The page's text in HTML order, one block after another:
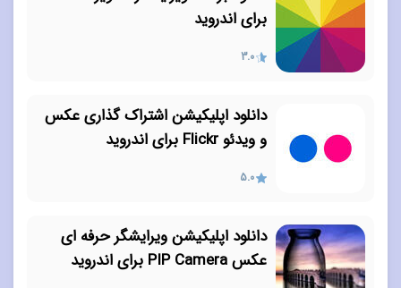
برای اندروید
3.0
دانلود اپلیکیشن اشتراک گذاری عکس
و ویدئو Flickr برای اندروید
5.0
دانلود اپلیکیشن ویرایشگر حرفه ای
عکس PIP Camera برای اندروید